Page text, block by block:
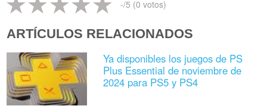
-/5 (0 votos)
ARTÍCULOS RELACIONADOS
Ya disponibles los juegos de PS
Plus Essential de noviembre de
2024 para PS5 y PS4